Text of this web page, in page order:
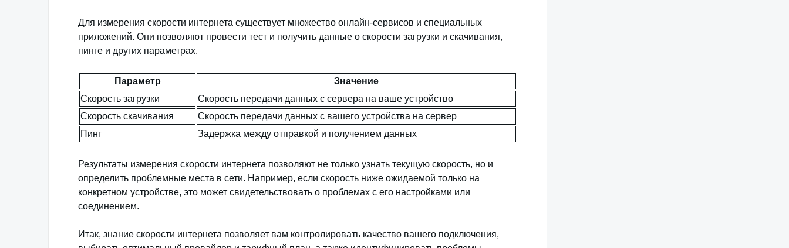
Для измерения скорости интернета существует множество онлайн-сервисов и специальных
приложений. Они позволяют провести тест и получить данные о скорости загрузки и скачивания,
пинге и других параметрах.
Параметр
Значение
Скорость загрузки
Скорость передачи данных с сервера на ваше устройство
Скорость скачивания
Скорость передачи данных с вашего устройства на сервер
Пинг
Задержка между отправкой и получением данных
Результаты измерения скорости интернета позволяют не только узнать текущую скорость, но и
определить проблемные места в сети. Например, если скорость ниже ожидаемой только на
конкретном устройстве, это может свидетельствовать о проблемах с его настройками или
соединением.
Итак, знание скорости интернета позволяет вам контролировать качество вашего подключения,